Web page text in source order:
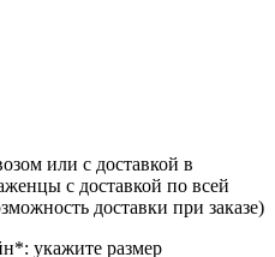
или с доставкой в
с доставкой по всей
доставки при заказе)
укажите размер